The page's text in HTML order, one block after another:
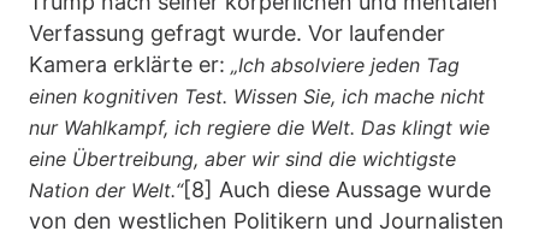
Verfassung gefragt wurde. Vor laufender
Kamera erklärte er: „Ich absolviere jeden Tag
einen kognitiven Test. Wissen Sie, ich mache nicht
nur Wahlkampf, ich regiere die Welt. Das klingt wie
eine Übertreibung, aber wir sind die wichtigste
Nation der Welt.“[8] Auch diese Aussage wurde
von den westlichen Politikern und Journalisten